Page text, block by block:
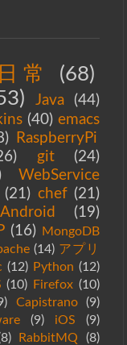
日常
(68)
Java
(44)
(40) emacs
RaspberryPi
git
(24)
WebService
(21) chef (21)
Android
(19)
(16) MongoDB
(14) アプリ
(12) Python (12)
(10) Firefox (10)
Capistrano
(9)
(9) iOS
(9)
RabbitMQ
(8)